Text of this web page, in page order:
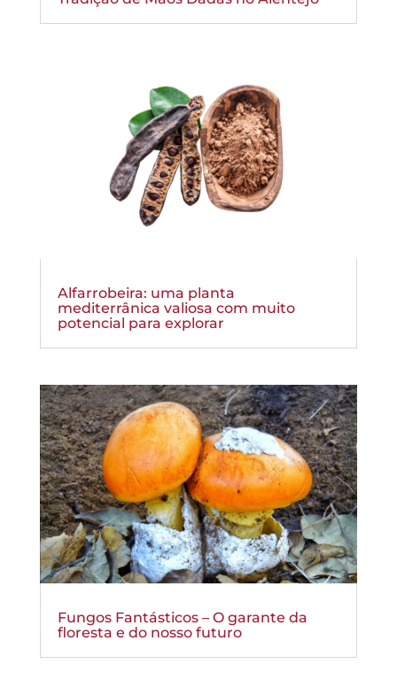
Alfarrobeira: uma planta
mediterrânica valiosa com muito
potencial para explorar
Fungos Fantásticos – O garante da
floresta e do nosso futuro